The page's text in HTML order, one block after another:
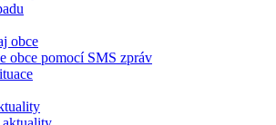
obce
obce pomocí SMS zpráv